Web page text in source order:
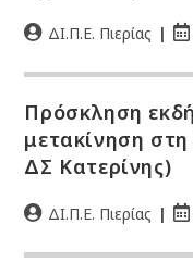
ΔΙ.Π.Ε. Πιερίας
Πρόσκληση
μετακίνηση
ΔΣ Κατερίνης)
ΔΙ.Π.Ε. Πιερίας